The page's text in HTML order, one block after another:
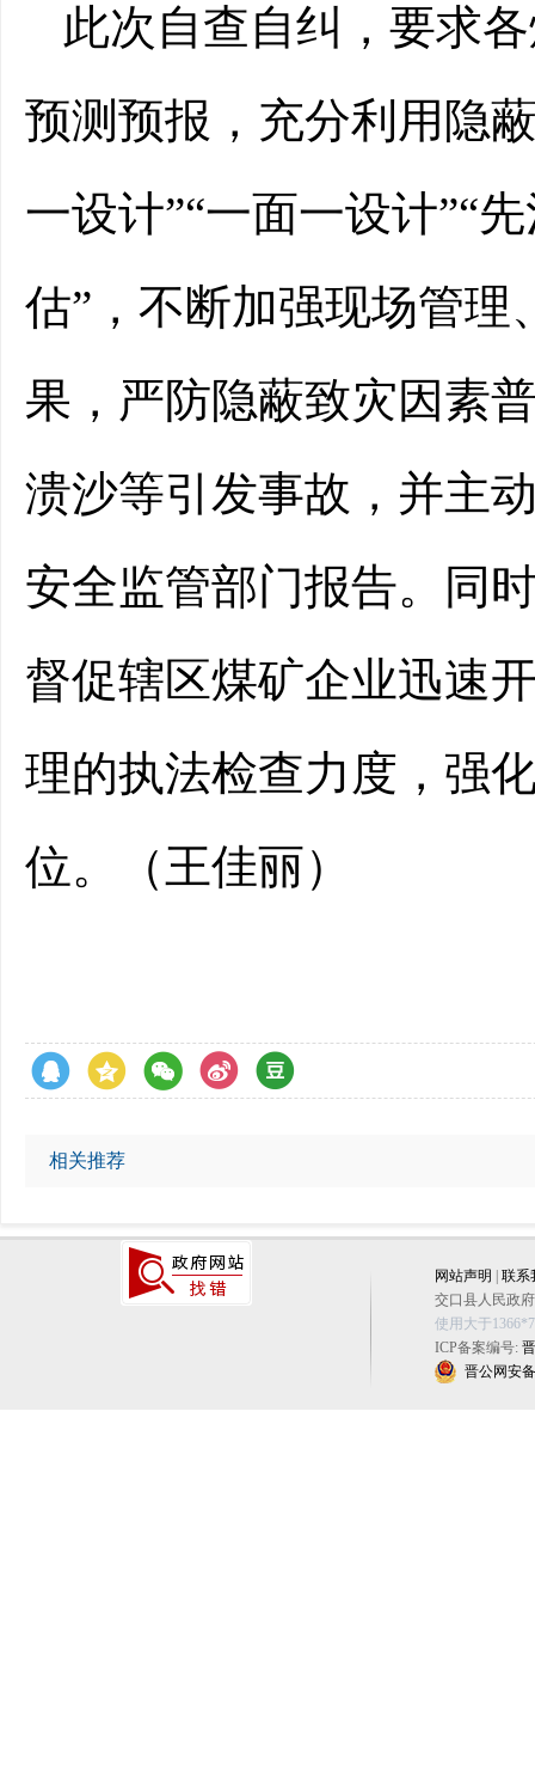
此次自查自纠，要求
预测预报，充分利用隐
一设计”“一面一设计”“
估”，不断加强现场管
果，严防隐蔽致灾因素
溃沙等引发事故，并主
安全监管部门报告。同
督促辖区煤矿企业迅速
理的执法检查力度，强
位。（王佳丽）
相关推荐
网站声明
联系
交口县人民政
使用大于
ICP备案编号:
晋公网安